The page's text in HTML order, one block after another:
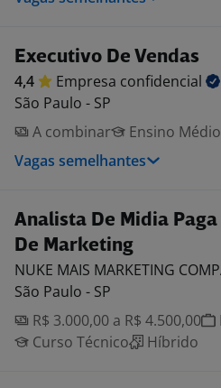
Executivo De Vendas
4,4 Empresa confidencial
São Paulo - SP
A combinar
Ensino
Vagas semelhantes
Analista De Midia
De Marketing
NUKE MAIS MARKETING
São Paulo - SP
R$ 3.000,00 a R$ 4.500,00
Curso Técnico
Híbrido